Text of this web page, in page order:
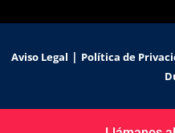
Aviso Legal | Política de